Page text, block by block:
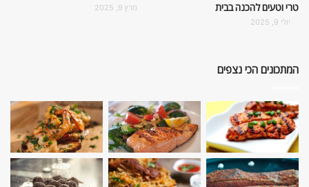
טרי וטעים להכנה בבית
יולי 9, 2025
מרץ 9, 2025
המתכונים הכי נצפים